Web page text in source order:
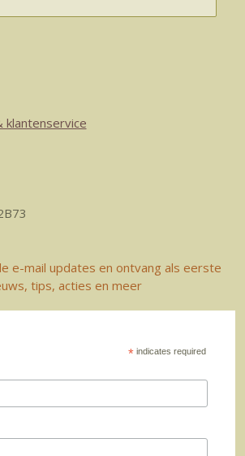
klantenservice
e-mail updates en ontvang als eerste
tips, acties en meer
* indicates required